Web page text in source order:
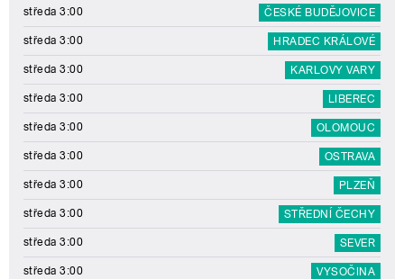
středa 3:00 ČESKÉ BUDĚJOVICE
středa 3:00 HRADEC KRÁLOVÉ
středa 3:00 KARLOVY VARY
středa 3:00 LIBEREC
středa 3:00 OLOMOUC
středa 3:00 OSTRAVA
středa 3:00 PLZEŇ
středa 3:00 STŘEDNÍ ČECHY
středa 3:00 SEVER
středa 3:00 VYSOČINA